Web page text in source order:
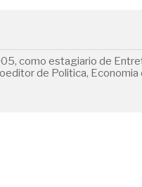
como estagiario de
de Politica,